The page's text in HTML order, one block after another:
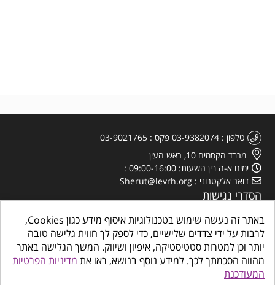
טלפון 03-9382074 פקס
03-9021765
מרבד הקסמים 10, ראש העין
ימים א-ה בין השעות: 09:00-16:00
דואר אלקטרוני
Sherut@levrh.org
הסדרי נגישות
באתר זה נעשה שימוש בטכנולוגיות איסוף מידע כגון Cookies,
לרבות על ידי צדדים שלישיים, כדי לספק לך חווית גלישה טובה
יותר וכן למטרות סטטיסטיקה, איפיון ושיווק. המשך הגלישה באתר
מהווה הסכמתך לכך. למידע נוסף בנושא, ראו את מדיניות הפרטיות
המעודכנת